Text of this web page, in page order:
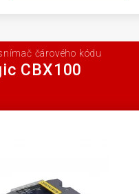
čárového kódu
CBX100